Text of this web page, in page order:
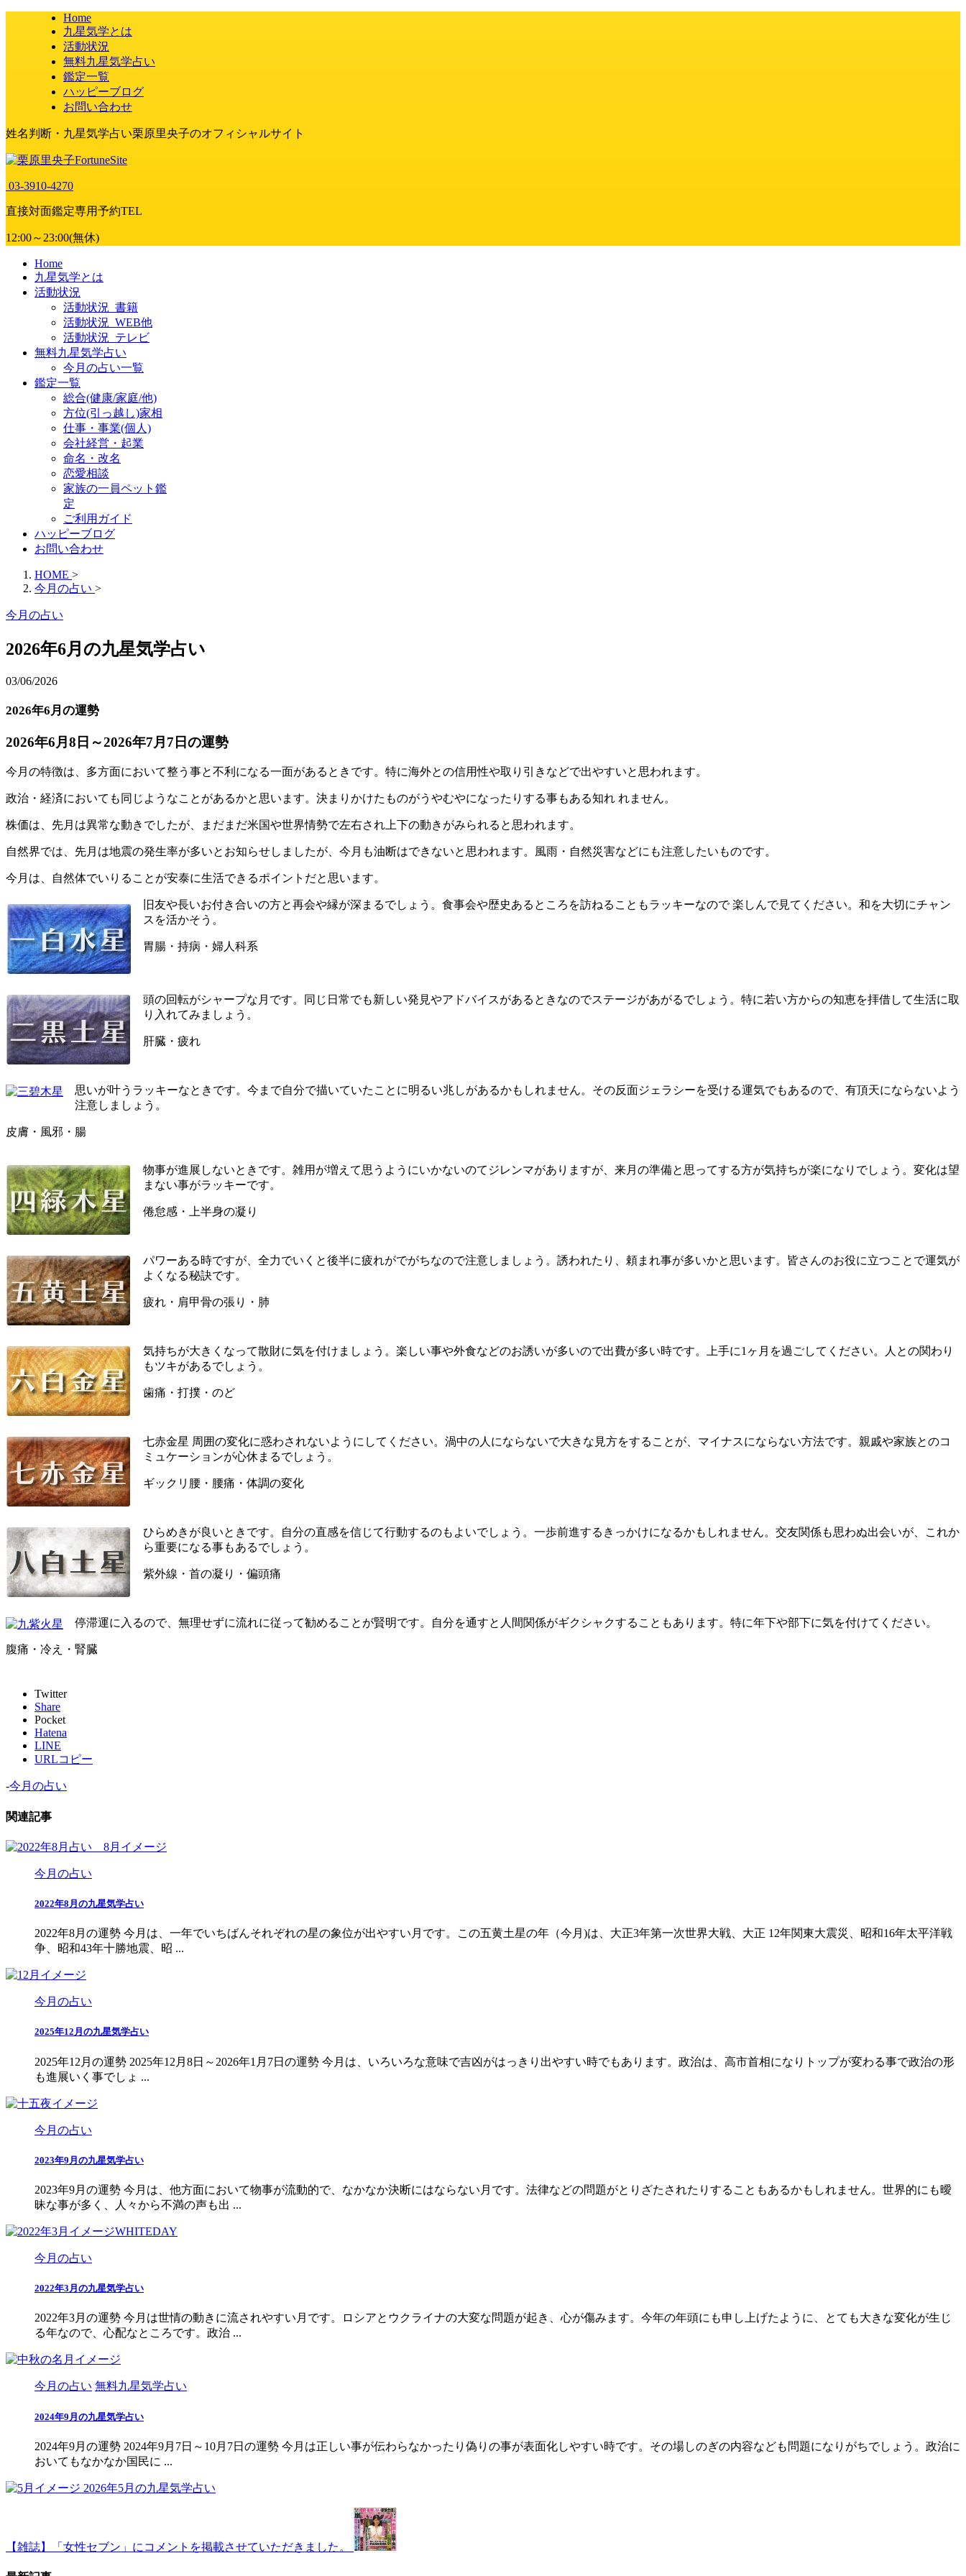
Home
九星気学とは
活動状況
無料九星気学占い
鑑定一覧
ハッピーブログ
お問い合わせ
姓名判断・九星気学占い栗原里央子のオフィシャルサイト
03-3910-4270
直接対面鑑定専用予約TEL
12:00～23:00(無休)
Home
九星気学とは
活動状況
活動状況_書籍
活動状況_WEB他
活動状況_テレビ
無料九星気学占い
今月の占い一覧
鑑定一覧
総合(健康/家庭/他)
方位(引っ越し)家相
仕事・事業(個人)
会社経営・起業
命名・改名
恋愛相談
家族の一員ペット鑑
定
ご利用ガイド
ハッピーブログ
お問い合わせ
HOME >
今月の占い >
今月の占い
2026年6月の九星気学占い
03/06/2026
2026年6月の運勢
2026年6月8日～2026年7月7日の運勢
今月の特徴は、多方面において整う事と不利になる一面があるときです。特に海外との信用性や取り引きなどで出やすいと思われます。
政治・経済においても同じようなことがあるかと思います。決まりかけたものがうやむやになったりする事もある知れ れません。
株価は、先月は異常な動きでしたが、まだまだ米国や世界情勢で左右され上下の動きがみられると思われます。
自然界では、先月は地震の発生率が多いとお知らせしましたが、今月も油断はできないと思われます。風雨・自然災害などにも注意したいものです。
今月は、自然体でいりることが安泰に生活できるポイントだと思います。
旧友や長いお付き合いの方と再会や縁が深まるでしょう。食事会や歴史あるところを訪ねることもラッキーなので 楽しんで見てください。和を大切にチャン
スを活かそう。
胃腸・持病・婦人科系
頭の回転がシャープな月です。同じ日常でも新しい発見やアドバイスがあるときなのでステージがあがるでしょう。特に若い方からの知恵を拝借して生活に取
り入れてみましょう。
肝臓・疲れ
思いが叶うラッキーなときです。今まで自分で描いていたことに明るい兆しがあるかもしれません。その反面ジェラシーを受ける運気でもあるので、有頂天にならないよう
注意しましょう。
皮膚・風邪・腸
物事が進展しないときです。雑用が増えて思うようにいかないのてジレンマがありますが、来月の準備と思ってする方が気持ちが楽になりでしょう。変化は望
まない事がラッキーです。
倦怠感・上半身の凝り
パワーある時ですが、全力でいくと後半に疲れがでがちなので注意しましょう。誘われたり、頼まれ事が多いかと思います。皆さんのお役に立つことで運気が
よくなる秘訣です。
疲れ・肩甲骨の張り・肺
気持ちが大きくなって散財に気を付けましょう。楽しい事や外食などのお誘いが多いので出費が多い時です。上手に1ヶ月を過ごしてください。人との関わり
もツキがあるでしょう。
歯痛・打撲・のど
七赤金星 周囲の変化に惑わされないようにしてください。渦中の人にならないで大きな見方をすることが、マイナスにならない方法です。親戚や家族とのコ
ミュケーションが心休まるでしょう。
ギックリ腰・腰痛・体調の変化
ひらめきが良いときです。自分の直感を信じて行動するのもよいでしょう。一歩前進するきっかけになるかもしれません。交友関係も思わぬ出会いが、これか
ら重要になる事もあるでしょう。
紫外線・首の凝り・偏頭痛
停滞運に入るので、無理せずに流れに従って勧めることが賢明です。自分を通すと人間関係がギクシャクすることもあります。特に年下や部下に気を付けてください。
腹痛・冷え・腎臓
Twitter
Share
Pocket
Hatena
LINE
URLコピー
-今月の占い
関連記事
今月の占い
2022年8月の九星気学占い
2022年8月の運勢 今月は、一年でいちばんそれぞれの星の象位が出やすい月です。この五黄土星の年（今月)は、大正3年第一次世界大戦、大正 12年関東大震災、昭和16年太平洋戦
争、昭和43年十勝地震、昭 ...
今月の占い
2025年12月の九星気学占い
2025年12月の運勢 2025年12月8日～2026年1月7日の運勢 今月は、いろいろな意味で吉凶がはっきり出やすい時でもあります。政治は、高市首相になりトップが変わる事で政治の形
も進展いく事でしょ ...
今月の占い
2023年9月の九星気学占い
2023年9月の運勢 今月は、他方面において物事が流動的で、なかなか決断にはならない月です。法律などの問題がとりざたされたりすることもあるかもしれません。世界的にも曖
昧な事が多く、人々から不満の声も出 ...
今月の占い
2022年3月の九星気学占い
2022年3月の運勢 今月は世情の動きに流されやすい月です。ロシアとウクライナの大変な問題が起き、心が傷みます。今年の年頭にも申し上げたように、とても大きな変化が生じ
る年なので、心配なところです。政治 ...
今月の占い 無料九星気学占い
2024年9月の九星気学占い
2024年9月の運勢 2024年9月7日～10月7日の運勢 今月は正しい事が伝わらなかったり偽りの事が表面化しやすい時です。その場しのぎの内容なども問題になりがちでしょう。政治に
おいてもなかなか国民に ...
2026年5月の九星気学占い
【雑誌】「女性セブン」にコメントを掲載させていただきました。